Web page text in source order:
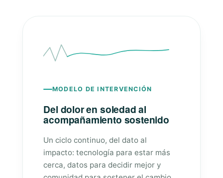
MODELO DE INTERVENCIÓN
Del dolor en soledad al
acompañamiento sostenido
Un ciclo continuo, del dato al
impacto: tecnología para estar más
cerca, datos para decidir mejor y